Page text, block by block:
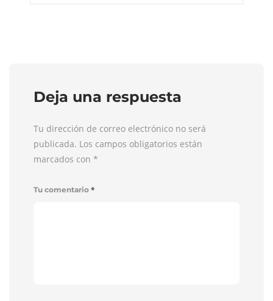
Deja una respuesta
Tu dirección de correo electrónico no será
publicada. Los campos obligatorios están
marcados con *
Tu comentario *